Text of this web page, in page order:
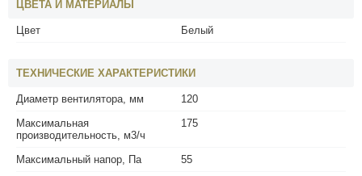
ЦВЕТА И МАТЕРИАЛЫ
Цвет Белый
ТЕХНИЧЕСКИЕ ХАРАКТЕРИСТИКИ
Диаметр вентилятора, мм
120
Максимальная
производительность, м3/ч
175
Максимальный напор, Па
55